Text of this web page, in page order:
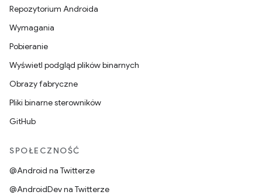
Repozytorium Androida
Wymagania
Pobieranie
Wyświetl podgląd plików binarnych
Obrazy fabryczne
Pliki binarne sterowników
GitHub
SPOŁECZNOŚĆ
@Android na Twitterze
@AndroidDev na Twitterze